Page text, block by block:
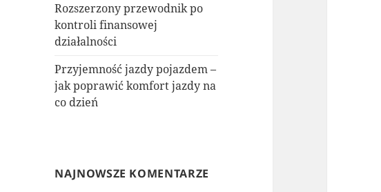
Rozszerzony przewodnik po
kontroli finansowej
działalności
Przyjemność jazdy pojazdem –
jak poprawić komfort jazdy na
co dzień
NAJNOWSZE KOMENTARZE